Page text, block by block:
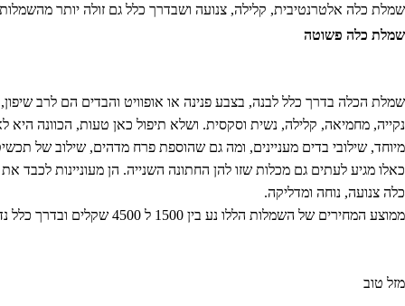
שמלת כלה אלטרנטיבית, קלילה, צנועה ושבדרך כלל גם זולה יותר מהשמלות
שמלת כלה פשוטה
שמלת הכלה בדרך כלל לבנה, בצבע פנינה או אופוויט והבדים הם לרב
נקייה, מחמיאה, קלילה, נשית וסקסית. ושלא תיפול כאן טעות, הכוונה
מיוחד, שילובי בדים מעניינים, ומה גם שהוספת פרח מדהים, שילוב של
כאלו מגיע לעתים גם מכלות שזו להן החתונה השנייה. הן מעוניינות
כלה צנועה, נוחה ומדליקה.
ממוצע המחירים של השמלות הללו נע בין 1500 ל 4500 שקלים ובדרך כלל נדרשת מדידה אחת בלבד לאחר הזמנת השמלה
מזל טוב